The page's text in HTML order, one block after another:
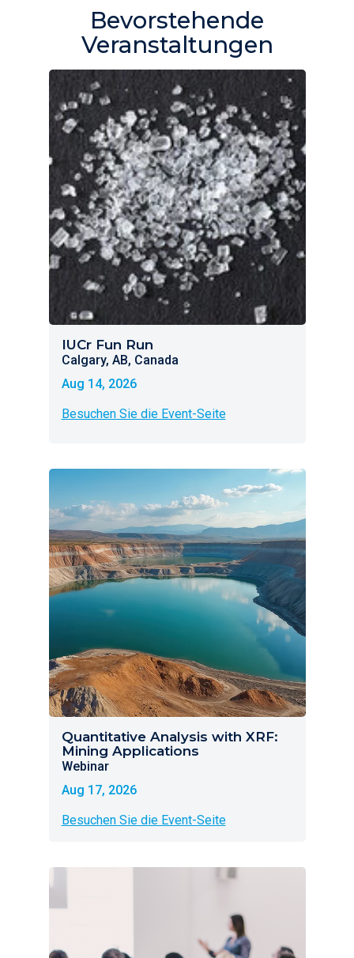
Bevorstehende
Veranstaltungen
IUCr Fun Run
Calgary, AB, Canada
Aug 14, 2026
Besuchen Sie die Event-Seite
Quantitative Analysis with XRF:
Mining Applications
Webinar
Aug 17, 2026
Besuchen Sie die Event-Seite